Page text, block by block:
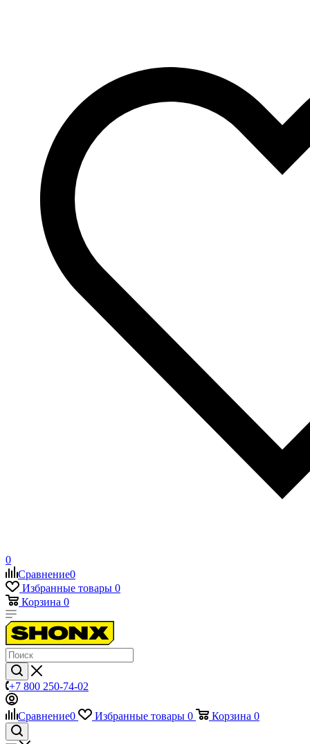
0
Сравнение0
Избранные товары 0
Корзина 0
+7 800 250-74-02
Сравнение0 Избранные товары 0 Корзина 0